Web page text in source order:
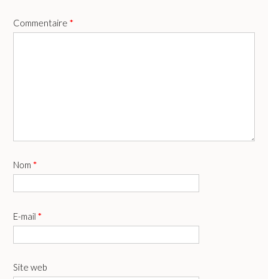
Commentaire *
Nom *
E-mail *
Site web